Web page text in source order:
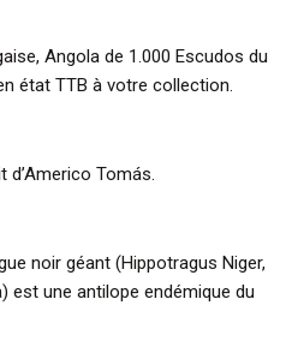
Angola de 1.000 Escudos du
état TTB à votre collection.
d’Americo Tomás.
noir géant (Hippotragus Niger,
est une antilope endémique du